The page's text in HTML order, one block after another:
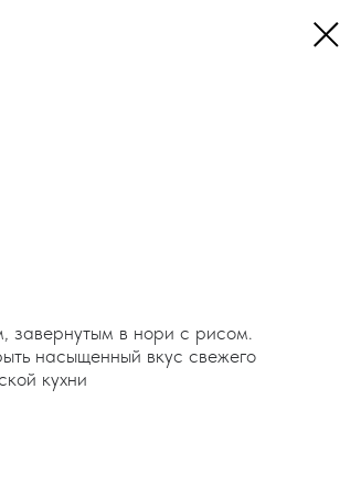
завернутым в нори с рисом.
насыщенный вкус свежего
кухни